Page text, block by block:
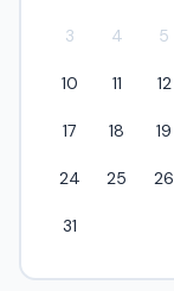
3 4 5
10 11 12
17 18 19
24 25 26
31